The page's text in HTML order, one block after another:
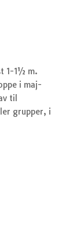
1-1½ m.
i maj-
til
grupper, i